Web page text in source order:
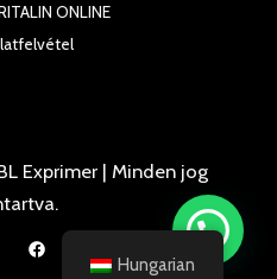
ONLINE
Exprimer | Minden jog
Hungarian